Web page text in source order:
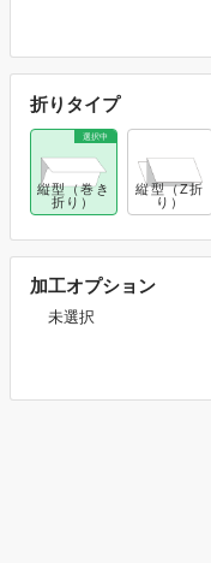
折りタイプ
縦型（巻き
折り）
縦型（Z折
り）
加工オプション
未選択